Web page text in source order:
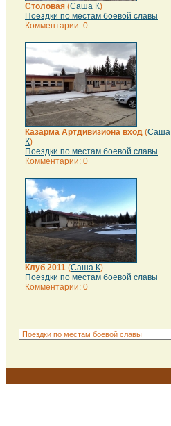
Столовая (Саша К)
Поездки по местам боевой славы
Комментарии: 0
Казарма Артдивизиона вход (Саша
К)
Поездки по местам боевой славы
Комментарии: 0
Клуб 2011 (Саша К)
Поездки по местам боевой славы
Комментарии: 0